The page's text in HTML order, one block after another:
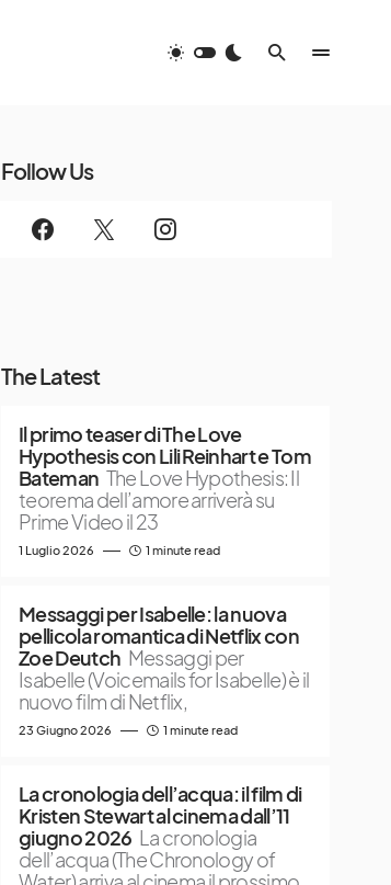
Follow Us
The Latest
Il primo teaser di The Love
Hypothesis con Lili Reinhart e Tom
Bateman The Love Hypothesis: Il
teorema dell’amore arriverà su
Prime Video il 23
1 Luglio 2026 1 minute read
Messaggi per Isabelle: la nuova
pellicola romantica di Netflix con
Zoe Deutch Messaggi per
Isabelle (Voicemails for Isabelle) è il
nuovo film di Netflix,
23 Giugno 2026 1 minute read
La cronologia dell’acqua: il film di
Kristen Stewart al cinema dall’11
giugno 2026 La cronologia
dell’acqua (The Chronology of